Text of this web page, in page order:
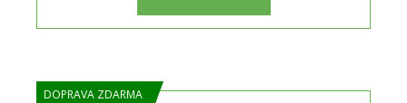
DOPRAVA ZDARMA